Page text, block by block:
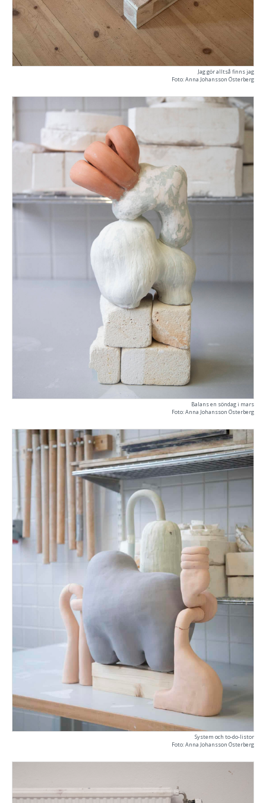
Jag gör alltså finns jag
Foto: Anna Johansson Österberg
Balans en söndag i mars
Foto: Anna Johansson Österberg
System och to-do-listor
Foto: Anna Johansson Österberg